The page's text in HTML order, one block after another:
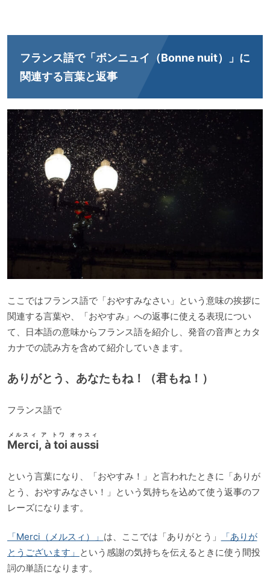
フランス語で「ボンニュイ（Bonne nuit）」に
関連する言葉と返事
ここではフランス語で「おやすみなさい」という意味の挨拶に
関連する言葉や、「おやすみ」への返事に使える表現につい
て、日本語の意味からフランス語を紹介し、発音の音声とカタ
カナでの読み方を含めて紹介していきます。
ありがとう、あなたもね！（君もね！）
フランス語で
Merci, à toi aussi
メルスィ ア トワ オゥスィ
という言葉になり、「おやすみ！」と言われたときに「ありが
とう、おやすみなさい！」という気持ちを込めて使う返事のフ
レーズになります。
「Merci（メルスィ）」 は、ここでは「ありがとう」
「ありが
とうございます」 という感謝の気持ちを伝えるときに使う間投
詞の単語になります。